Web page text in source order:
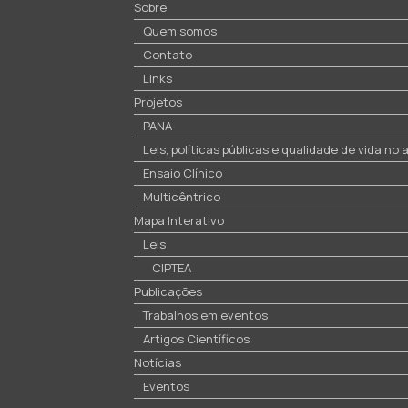
Sobre
Quem somos
Contato
Links
Projetos
PANA
Leis, políticas públicas e qualidade de vida no
Ensaio Clínico
Multicêntrico
Mapa Interativo
Leis
CIPTEA
Publicações
Trabalhos em eventos
Artigos Científicos
Notícias
Eventos